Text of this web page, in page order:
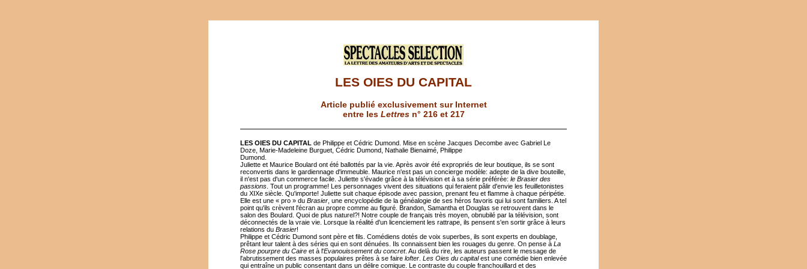
LES OIES DU CAPITAL
Article publié exclusivement sur Internet
entre les Lettresn° 216 et 217
LES OIES DU CAPITAL de Philippe et Cédric Dumond. Mise en scène Jacques Decombe avec Gabriel Le
Doze, Marie-Madeleine Burguet, Cédric Dumond, Nathalie Bienaimé, Philippe
Dumond.
Juliette et Maurice Boulard ont été ballottés par la vie. Après avoir été expropriés de leur boutique, ils se sont
reconvertis dans le gardiennage d'immeuble. Maurice n'est pas un concierge modèle: adepte de la dive bouteille,
il n'est pas d'un commerce facile. Juliette s'évade grâce à la télévision et à sa série préférée: le Brasier des
passions . Tout un programme! Les personnages vivent des situations qui feraient pâlir d'envie les feuilletonistes
du XIXe siècle. Qu'importe! Juliette suit chaque épisode avec passion, prenant feu et flamme à chaque péripétie.
Elle est une « pro » du Brasier , une encyclopédie de la généalogie de ses héros favoris qui lui sont familiers. A tel
point qu'ils crèvent l'écran au propre comme au figuré. Brandon, Samantha et Douglas se retrouvent dans le
salon des Boulard. Quoi de plus naturel?! Notre couple de français très moyen, obnubilé par la télévision, sont
déconnectés de la vraie vie. Lorsque la réalité d'un licenciement les rattrape, ils pensent s'en sortir grâce à leurs
relations du Brasier!
Philippe et Cédric Dumond sont père et fils. Comédiens dotés de voix superbes, ils sont experts en doublage,
prêtant leur talent à des séries qui en sont dénuées. Ils connaissent bien les rouages du genre. On pense à La
Rose pourpre du Caire et à l'Evanouissement du concret. Au delà du rire, les auteurs passent le message de
l'abrutissement des masses populaires prêtes à se faire lofter Les Oies du capitalest une comédie bien enlevée
qui entraîne un public consentant dans un délire comique. Le contraste du couple franchouillard et des